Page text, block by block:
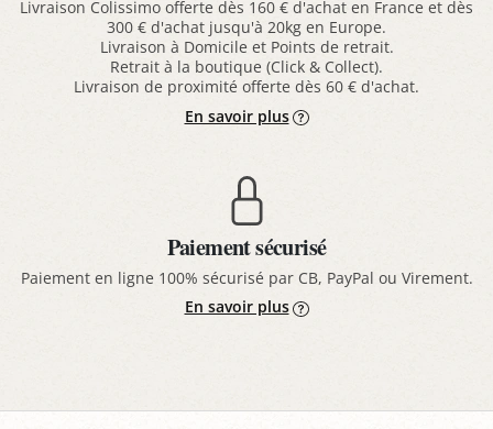
Livraison Colissimo offerte dès 160 € d'achat en France et dès
300 € d'achat jusqu'à 20kg en Europe.
Livraison à Domicile et Points de retrait.
Retrait à la boutique (Click & Collect).
Livraison de proximité offerte dès 60 € d'achat.
En savoir plus
Paiement sécurisé
Paiement en ligne 100% sécurisé par CB, PayPal ou Virement.
En savoir plus